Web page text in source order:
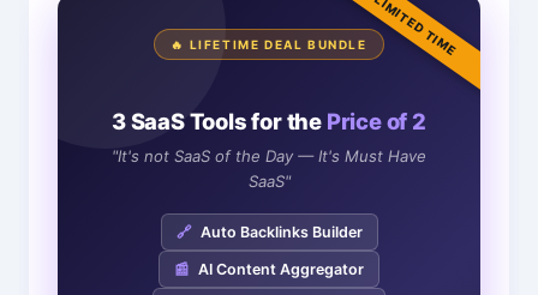
LIMITED TIME
🔥 LIFETIME DEAL BUNDLE
3 SaaS Tools for the Price of 2
"It's not SaaS of the Day — It's Must Have
SaaS"
🔗 Auto Backlinks Builder
📰 AI Content Aggregator